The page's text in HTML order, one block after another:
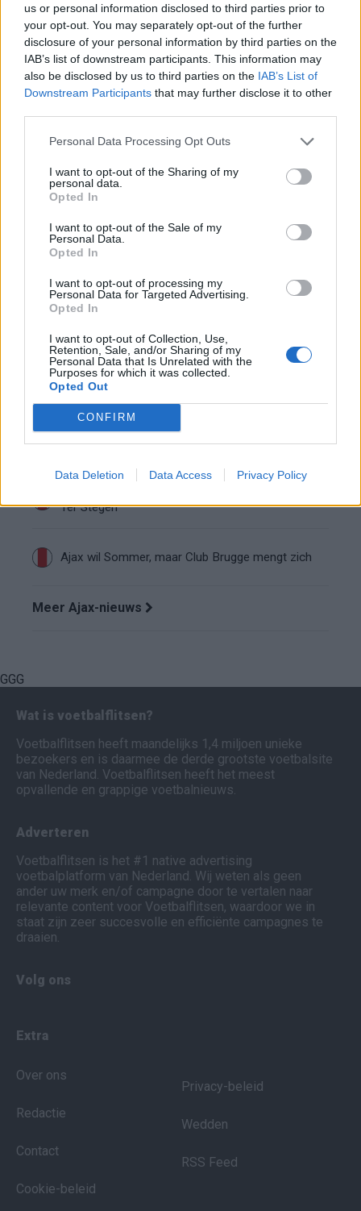
us or personal information disclosed to third parties prior to
your opt-out. You may separately opt-out of the further
disclosure of your personal information by third parties on the
IAB’s list of downstream participants. This information may
also be disclosed by us to third parties on the IAB’s List of
Downstream Participants that may further disclose it to other
Personal Data Processing Opt Outs
I want to opt-out of the Sharing of my
personal data.
Opted In
I want to opt-out of the Sale of my
Personal Data.
Opted In
I want to opt-out of processing my
Personal Data for Targeted Advertising.
Opted In
I want to opt-out of Collection, Use,
Retention, Sale, and/or Sharing of my
Personal Data that Is Unrelated with the
Purposes for which it was collected.
Opted Out
CONFIRM
Data Deletion Data Access Privacy Policy
Ajax begint voorbereiding met nederlaag: zo ziet
de route naar PEC eruit
Zo overtuigde PSV Sven Mijnans en bleef Ajax
Waarom steeds meer sleutelfiguren Ajax
Ajax-aanvoerder’
Ajax-fase
spits op het lijstje van Ajax?
‘Definitief einde verhaal voor Beuker bij Ajax’
Twijfels over Weghorst? Ten Hag komt met
Ter Stegen’
Ajax wil Sommer, maar Club Brugge mengt zich
Meer Ajax-nieuws
GGG
Wat is voetbalflitsen?
Voetbalflitsen heeft maandelijks 1,4 miljoen unieke
bezoekers en is daarmee de derde grootste voetbalsite
van Nederland. Voetbalflitsen heeft het meest
opvallende en grappige voetbalnieuws.
Adverteren
Voetbalflitsen is het #1 native advertising
voetbalplatform van Nederland. Wij weten als geen
ander uw merk en/of campagne door te vertalen naar
relevante content voor Voetbalflitsen, waardoor we in
staat zijn zeer succesvolle en efficiënte campagnes te
draaien.
Volg ons
Extra
Over ons
Redactie
Contact
Cookie-beleid
Privacy-beleid
Wedden
RSS Feed